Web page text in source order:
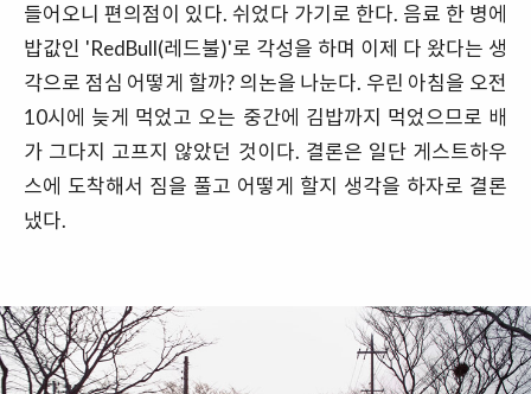
들어오니 편의점이 있다. 쉬었다 가기로 한다. 음료 한 병에
밥값인 'RedBull(레드불)'로 각성을 하며 이제 다 왔다는 생
각으로 점심 어떻게 할까? 의논을 나눈다. 우린 아침을 오전
10시에 늦게 먹었고 오는 중간에 김밥까지 먹었으므로 배
가 그다지 고프지 않았던 것이다. 결론은 일단 게스트하우
스에 도착해서 짐을 풀고 어떻게 할지 생각을 하자로 결론
냈다.